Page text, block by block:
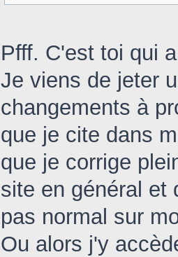
Pfff. C'est toi qui
Je viens de jeter
changements à
que je cite dans
que je corrige
site en général et
pas normal sur
Ou alors j'y